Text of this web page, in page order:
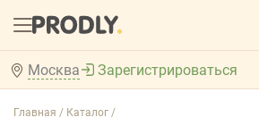
Москва Зарегистрироваться
Главная / Каталог /